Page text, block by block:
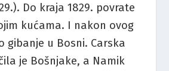
Do kraja 1829. povrate
kućama. I nakon ovog
gibanje u Bosni. Carska
je Bošnjake, a Namik